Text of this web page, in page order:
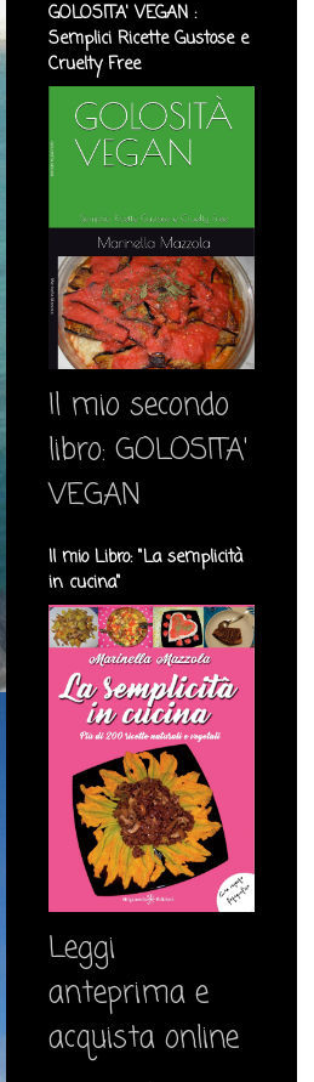
GOLOSITA' VEGAN :
Semplici Ricette Gustose e
Cruelty Free
Il mio secondo
libro: GOLOSITA'
VEGAN
Il mio Libro: "La semplicità
in cucina"
Leggi
anteprima e
acquista online